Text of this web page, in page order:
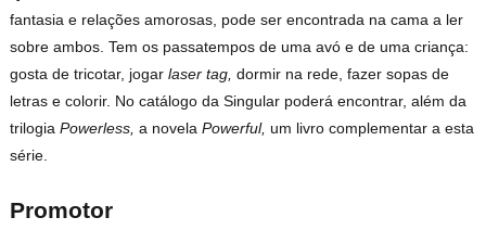
fantasia e relações amorosas, pode ser encontrada na cama a ler
sobre ambos. Tem os passatempos de uma avó e de uma criança:
gosta de tricotar, jogarlaser tag,dormir na rede, fazer sopas de
letras e colorir. No catálogo da Singular poderá encontrar, além da
trilogiaPowerless,a novelaPowerful, um livro complementar a esta
série.
Promotor